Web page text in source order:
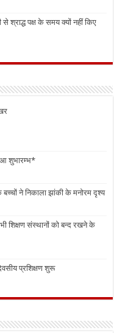
श्राद्ध पक्ष के समय क्यों नहीं किए
शुभारम्भ*
ने निकाला झांकी के मनोरम दृश्य
शिक्षण संस्थानों को बन्द रखने के
प्रशिक्षण शुरू